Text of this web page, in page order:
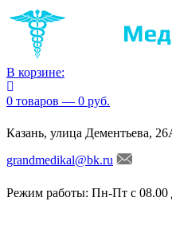
В корзине:
0 товаров — 0 руб.
Казань, улица Дементьева,
grandmedikal@bk.ru
Режим работы: Пн-Пт с 08.00